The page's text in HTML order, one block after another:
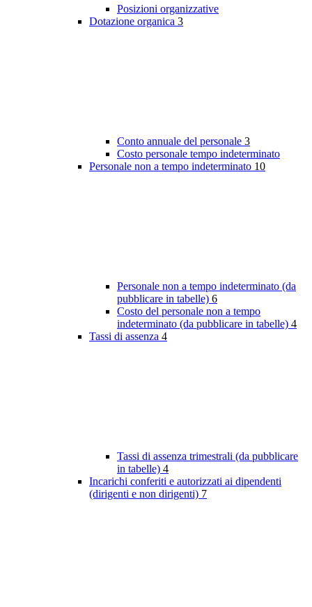
Posizioni organizzative
Dotazione organica 3
Conto annuale del personale 3
Costo personale tempo indeterminato
Personale non a tempo indeterminato 10
Personale non a tempo indeterminato (da
pubblicare in tabelle) 6
Costo del personale non a tempo
indeterminato (da pubblicare in tabelle) 4
Tassi di assenza 4
Tassi di assenza trimestrali (da pubblicare
in tabelle) 4
Incarichi conferiti e autorizzati ai dipendenti
(dirigenti e non dirigenti) 7